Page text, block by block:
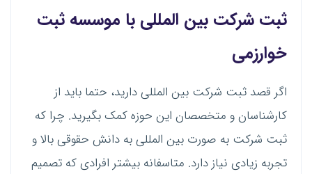
ثبت شرکت بین المللی با موسسه ثبت
خوارزمی
اگر قصد ثبت شرکت بین المللی دارید، حتما باید از
کارشناسان و متخصصان این حوزه کمک بگیرید. چرا که
ثبت شرکت به صورت بین المللی به دانش حقوقی بالا و
تجربه زیادی نیاز دارد. متاسفانه بیشتر افرادی که تصمیم